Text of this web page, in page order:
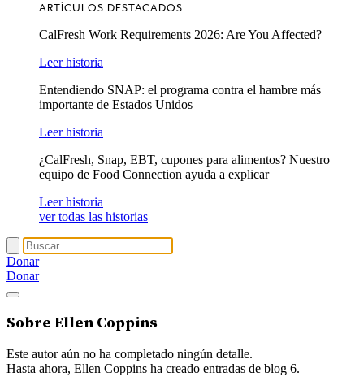
ARTÍCULOS DESTACADOS
CalFresh Work Requirements 2026: Are You Affected?
Leer historia
Entendiendo SNAP: el programa contra el hambre más
importante de Estados Unidos
Leer historia
¿CalFresh, Snap, EBT, cupones para alimentos? Nuestro
equipo de Food Connection ayuda a explicar
Leer historia
ver todas las historias
Donar
Donar
Sobre Ellen Coppins
Este autor aún no ha completado ningún detalle.
Hasta ahora, Ellen Coppins ha creado entradas de blog 6.